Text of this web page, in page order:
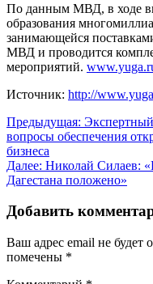
По данным МВД, в ходе
образования
занимающейся
МВД и проводится
мероприятий.
Источник: http://
Навигация
по
записям
Предыдущая:
вопросы обеспечения
бизнеса
Далее: Николай Силаев:
Дагестана положено»
Добавить
Ваш адрес email не будет
помечены *